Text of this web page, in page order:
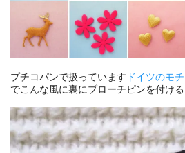
プチコパンで扱っています ドイツのモ
でこんな風に裏にブローチピンを付け